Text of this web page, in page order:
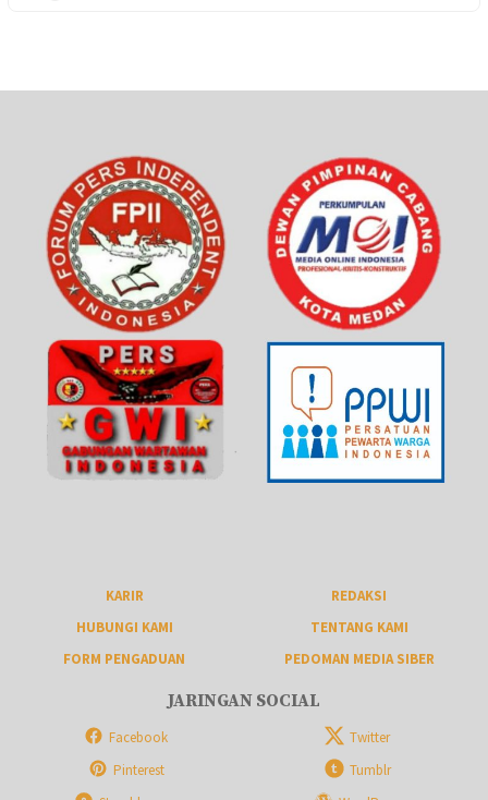
KARIR
REDAKSI
HUBUNGI KAMI
TENTANG KAMI
FORM PENGADUAN
PEDOMAN MEDIA SIBER
JARINGAN SOCIAL
Facebook
Twitter
Pinterest
Tumblr